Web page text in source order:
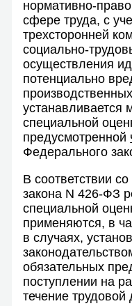
нормативно-
сфере труда, с
трехсторонней
социально-
осуществления
потенциально
устанавливается
специальной
предусмотренной
Федерального
В соответствии со
закона N 426-ФЗ
специальной
применяются, в
в случаях,
обязательных
поступлении на
течение трудовой